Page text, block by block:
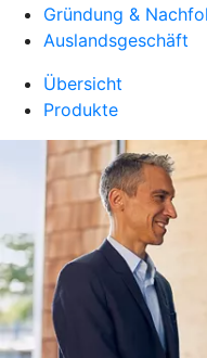
Gründung &
Auslandsgeschäft
Übersicht
Produkte